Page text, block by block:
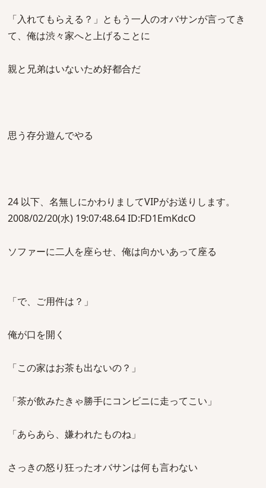
「入れてもらえる？」ともう一人のオバサンが言ってき
て、俺は渋々家へと上げることに
親と兄弟はいないため好都合だ
思う存分遊んでやる
24 以下、名無しにかわりましてVIPがお送りします。
2008/02/20(水) 19:07:48.64 ID:FD1EmKdcO
ソファーに二人を座らせ、俺は向かいあって座る
「で、ご用件は？」
俺が口を開く
「この家はお茶も出ないの？」
「茶が飲みたきゃ勝手にコンビニに走ってこい」
「あらあら、嫌われたものね」
さっきの怒り狂ったオバサンは何も言わない